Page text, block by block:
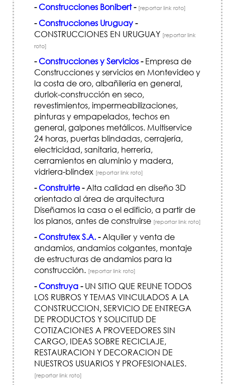
-Construcciones Bonibert- [reportar link roto]
-Construcciones Uruguay-
CONSTRUCCIONES EN URUGUAY [reportar link
roto]
-Construcciones y Servicios-Empresa de
Construcciones y servicios en Montevideo y
la costa de oro, albañilería en general,
durlok-construcción en seco,
revestimientos, impermeabilizaciones,
pinturas y empapelados, techos en
general, galpones metálicos. Multiservice
24 horas, puertas blindadas, cerrajería,
electricidad, sanitaria, herrería,
cerramientos en aluminio y madera,
vidriera-blindex [reportar link roto]
-Construirte-Alta calidad en diseño 3D
orientado al área de arquitectura
Diseñamos la casa o el edificio, a partir de
los planos, antes de construirse [reportar link roto]
-Construtex S.A.-Alquiler y venta de
andamios, andamios colgantes, montaje
de estructuras de andamios para la
construcción. [reportar link roto]
-Construya-UN SITIO QUE REUNE TODOS
LOS RUBROS Y TEMAS VINCULADOS A LA
CONSTRUCCION, SERVICIO DE ENTREGA
DE PRODUCTOS Y SOLICITUD DE
COTIZACIONES A PROVEEDORES SIN
CARGO, IDEAS SOBRE RECICLAJE,
RESTAURACION Y DECORACION DE
NUESTROS USUARIOS Y PROFESIONALES.
[reportar link roto]